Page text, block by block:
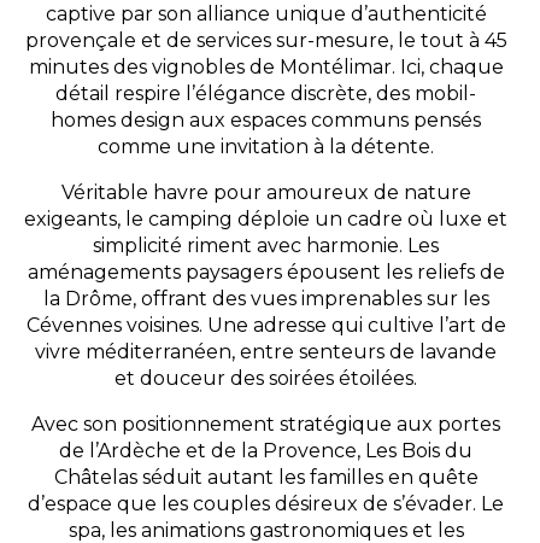
captive par son alliance unique d’authenticité
provençale et de services sur-mesure, le tout à 45
minutes des vignobles de Montélimar. Ici, chaque
détail respire l’élégance discrète, des mobil-
homes design aux espaces communs pensés
comme une invitation à la détente.
Véritable havre pour amoureux de nature
exigeants, le camping déploie un cadre où luxe et
simplicité riment avec harmonie. Les
aménagements paysagers épousent les reliefs de
la Drôme, offrant des vues imprenables sur les
Cévennes voisines. Une adresse qui cultive l’art de
vivre méditerranéen, entre senteurs de lavande
et douceur des soirées étoilées.
Avec son positionnement stratégique aux portes
de l’Ardèche et de la Provence, Les Bois du
Châtelas séduit autant les familles en quête
d’espace que les couples désireux de s’évader. Le
spa, les animations gastronomiques et les